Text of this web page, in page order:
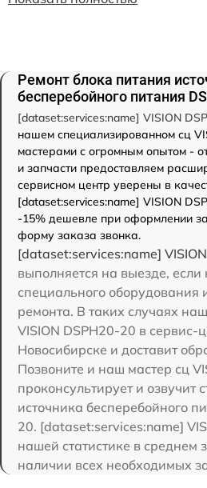
Ремонт блока питания
бесперебойного питания
[dataset:services:name] VISION
нашем специализированном сц
мастерами с огромным опытом -
и запчасти предоставляем
сервисном центр уверены в
[dataset:services:name] VISION
-15% дешевле при оформлении
форму заказа звонка.
[dataset:services:name]
выполняется на выезде, если
специального оборудования
ремонта. В таких случаях
VISION DSPH20-20 в сервис-
Новосибирске и доставит
Позвоните и наш мастер сц
проконсультирует и озвучит
источника бесперебойного
20. [dataset:services:name]
нашей статистике в среднем
наличии всех необходимых